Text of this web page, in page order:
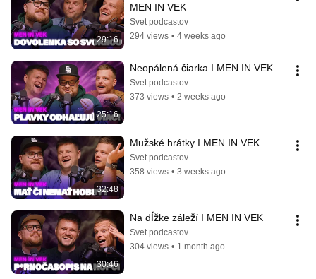
29:16
MEN IN VEK
Svet podcastov
294 views • 4 weeks ago
25:16
Neopálená čiarka I MEN IN VEK
Svet podcastov
373 views • 2 weeks ago
32:48
Mužské hrátky I MEN IN VEK
Svet podcastov
358 views • 3 weeks ago
30:46
Na dĺžke záleží I MEN IN VEK
Svet podcastov
304 views • 1 month ago